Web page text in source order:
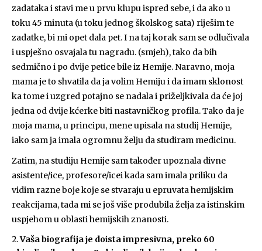
zadataka i stavi me u prvu klupu ispred sebe, i da ako u
toku 45 minuta (u toku jednog školskog sata) riješim te
zadatke, bi mi opet dala pet. I na taj korak sam se odlučivala
i uspješno osvajala tu nagradu. (smjeh), tako da bih
sedmično i po dvije petice bile iz Hemije. Naravno, moja
mama je to shvatila da ja volim Hemiju i da imam sklonost
ka tome i uzgred potajno se nadala i priželjkivala da će joj
jedna od dvije kćerke biti nastavničkog profila. Tako da je
moja mama, u principu, mene upisala na studij Hemije,
iako sam ja imala ogromnu želju da studiram medicinu.
Zatim, na studiju Hemije sam također upoznala divne
asistente/ice, profesore/icei kada sam imala priliku da
vidim razne boje koje se stvaraju u epruvata hemijskim
reakcijama, tada mi se još više produbila želja za istinskim
uspjehom u oblasti hemijskih znanosti.
Vaša biografija je doista impresivna, preko 60